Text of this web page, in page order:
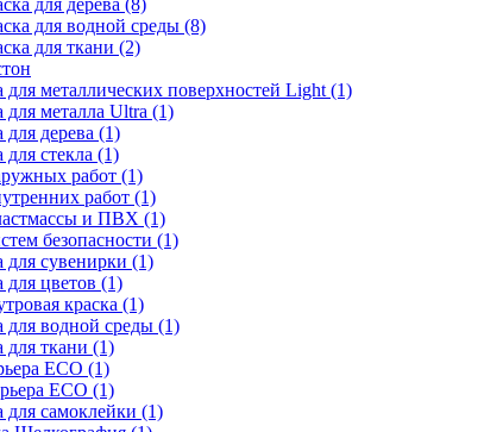
для дерева (8)
для водной среды (8)
для ткани (2)
для металлических поверхностей Light (1)
для металла Ultra (1)
для дерева (1)
для стекла (1)
работ (1)
работ (1)
и ПВХ (1)
безопасности (1)
для сувенирки (1)
для цветов (1)
краска (1)
для водной среды (1)
для ткани (1)
ECO (1)
ECO (1)
для самоклейки (1)